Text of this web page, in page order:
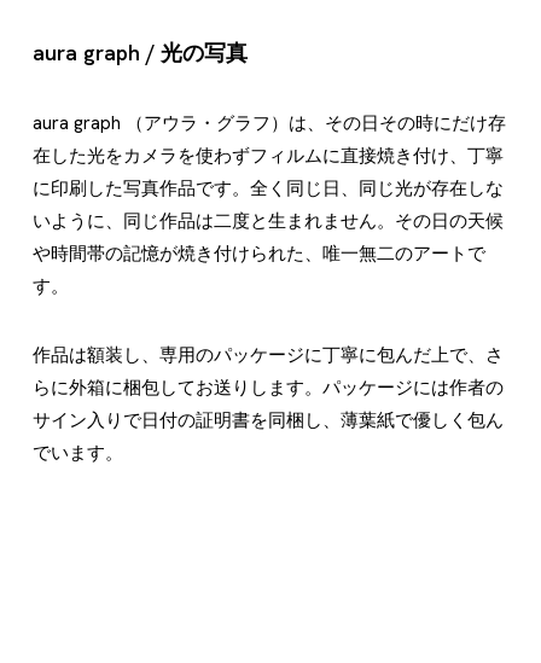
aura graph / 光の写真
aura graph （アウラ・グラフ）は、その日その時にだけ存
在した光をカメラを使わずフィルムに直接焼き付け、丁寧
に印刷した写真作品です。全く同じ日、同じ光が存在しな
いように、同じ作品は二度と生まれません。その日の天候
や時間帯の記憶が焼き付けられた、唯一無二のアートで
す。
作品は額装し、専用のパッケージに丁寧に包んだ上で、さ
らに外箱に梱包してお送りします。パッケージには作者の
サイン入りで日付の証明書を同梱し、薄葉紙で優しく包ん
でいます。